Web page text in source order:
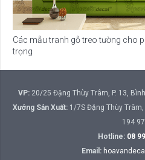
Các mẫu tranh gỗ treo tường cho
trọng
VP:20/25 Đặng Thùy Trâm, P. 13,
Xưởng Sản Xuất: 1/7S Đặng Thùy Trâm,
194
Hotline: 08
Email: